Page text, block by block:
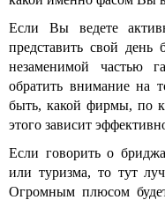
Если Вы ведете
представить свой день
незаменимой частью
обратить внимание на
быть, какой фирмы, по
этого зависит
Если говорить о
или туризма, то тут
Огромным плюсом